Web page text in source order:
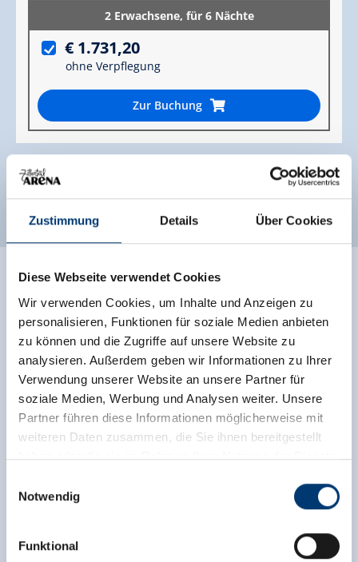
Zustimmung Details Über Cookies
Diese Webseite verwendet Cookies
Wir verwenden Cookies, um Inhalte und Anzeigen zu
personalisieren, Funktionen für soziale Medien anbieten
zu können und die Zugriffe auf unsere Website zu
analysieren. Außerdem geben wir Informationen zu Ihrer
Verwendung unserer Website an unsere Partner für
soziale Medien, Werbung und Analysen weiter. Unsere
Partner führen diese Informationen möglicherweise mit
weiteren Daten zusammen, die Sie ihnen bereitgestellt
haben oder die sie im Rahmen Ihrer Nutzung der Dienste
Rohr 23// A-6280 Zell am Ziller
Notwendig
Funktional
2 Erwachsene, für 6 Nächte
€ 1.731,20
ohne Verpflegung
Zur Buchung
Weitere Zimmer und Appartements